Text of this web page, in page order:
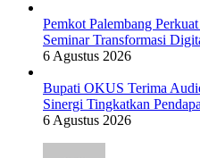
Pemkot Palembang
Seminar Transformasi
6 Agustus 2026
Bupati OKUS Terima
Sinergi Tingkatkan
6 Agustus 2026